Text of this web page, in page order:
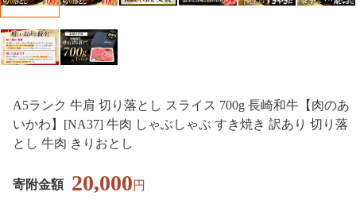
A5ランク 牛肩 切り落とし スライス 700g 長崎和牛【肉のあ
いかわ】[NA37] 牛肉 しゃぶしゃぶ すき焼き 訳あり 切り落
とし 牛肉 きりおとし
寄附金額 20,000円